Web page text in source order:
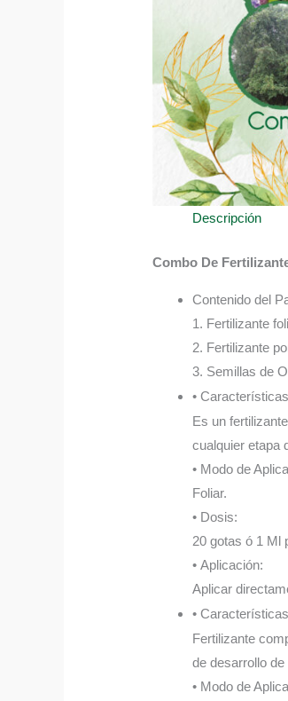
Descripción
Combo De
Contenido del
1. Fertilizante
2. Fertilizante
3. Semillas de
•
Es un
cualquier etapa
• Modo de
Foliar.
• Dosis:
20 gotas ó 1 Ml
• Aplicación:
Aplicar
•
Fertilizante
de desarrollo
• Modo de